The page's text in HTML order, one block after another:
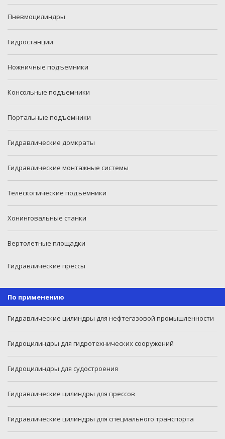
Пневмоцилиндры
Гидростанции
Ножничные подъемники
Консольные подъемники
Портальные подъемники
Гидравлические домкраты
Гидравлические монтажные системы
Телескопические подъемники
Хонинговальные станки
Вертолетные площадки
Гидравлические прессы
По применению
Гидравлические цилиндры для нефтегазовой промышленности
Гидроцилиндры для гидротехнических сооружений
Гидроцилиндры для судостроения
Гидравлические цилиндры для прессов
Гидравлические цилиндры для специального транспорта